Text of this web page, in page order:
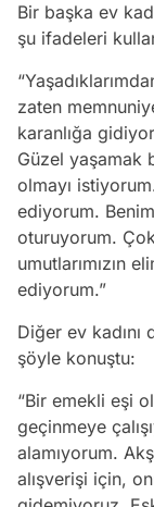
Bir başka ev
şu ifadeleri
zaten
karanlığa
Güzel yaşamak
olmayı
ediyorum.
oturuyorum.
umutlarımızın
ediyorum.”
Diğer ev kadını
şöyle konuştu:
“Bir emekli eşi
geçinmeye
alamıyorum.
alışverişi için,